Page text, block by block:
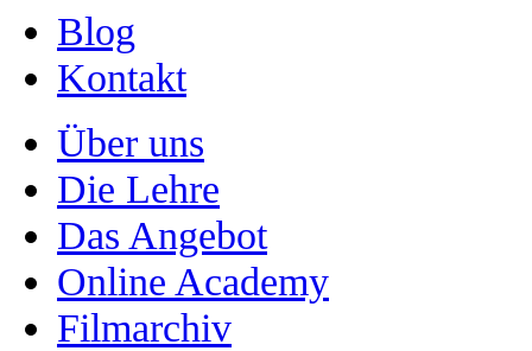
Blog
Kontakt
Über uns
Die Lehre
Das Angebot
Online Academy
Filmarchiv